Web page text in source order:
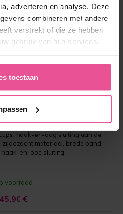
adverteren en analyse. Deze
combineren met andere
verstrekt of die ze hebben
gebruik van hun services.
toestaan
haak-en-oog sluiting aan de
materiaal, brede band,
haak-en-oog sluiting
voorraad
45,90 €